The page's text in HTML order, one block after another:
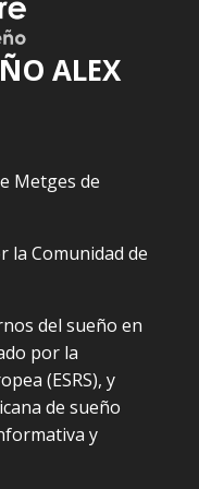
ALEX
Metges de
la Comunidad de
del sueño en
por la
(ESRS), y
de sueño
y